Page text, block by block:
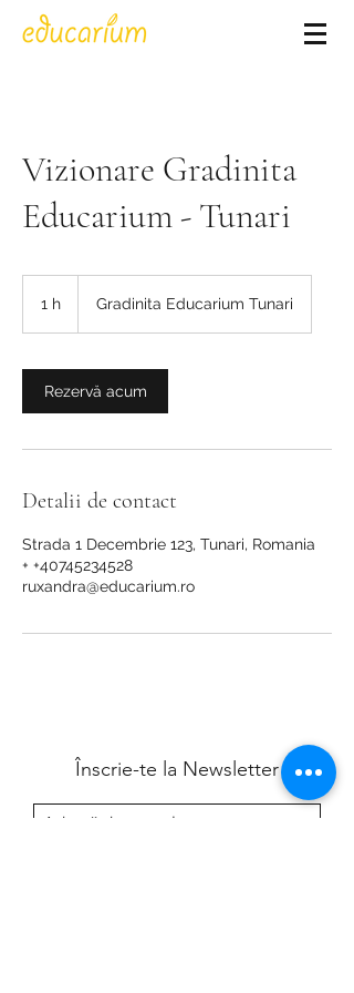
Vizionare Gradinita
Educarium - Tunari
1 h Gradinita Educarium Tunari
Rezervă acum
Detalii de contact
Strada 1 Decembrie 123, Tunari, Romania
+ +40745234528
ruxandra@educarium.ro
Înscrie-te la Newsletter